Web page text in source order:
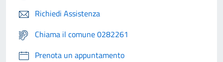
Richiedi Assistenza
Chiama il comune 0282261
Prenota un appuntamento